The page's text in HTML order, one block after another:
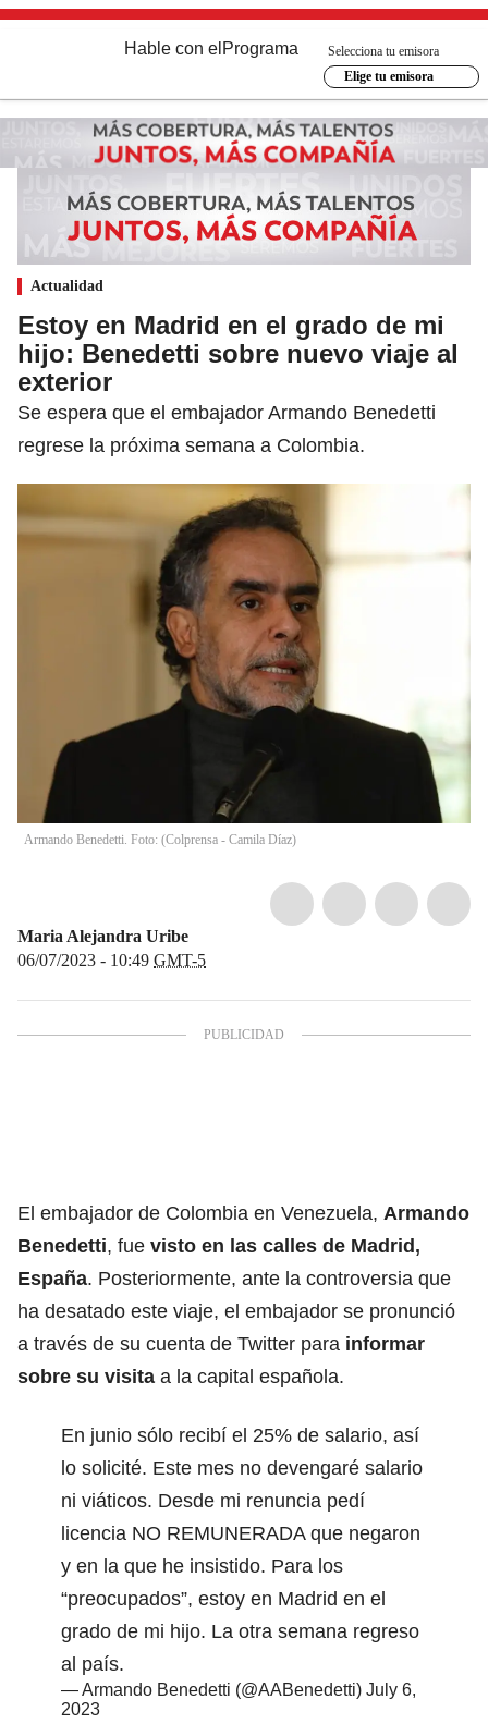
Hable con el Programa
Selecciona tu emisora
Elige tu emisora
Actualidad
Estoy en Madrid en el grado de mi
hijo: Benedetti sobre nuevo viaje al
exterior
Se espera que el embajador Armando Benedetti
regrese la próxima semana a Colombia.
Armando Benedetti. Foto: (Colprensa - Camila Díaz)
Maria Alejandra Uribe
06/07/2023 - 10:49 GMT-5
El embajador de Colombia en Venezuela, Armando
Benedetti, fue visto en las calles de Madrid,
España. Posteriormente, ante la controversia que
ha desatado este viaje, el embajador se pronunció
a través de su cuenta de Twitter para informar
sobre su visita a la capital española.
En junio sólo recibí el 25% de salario, así
lo solicité. Este mes no devengaré salario
ni viáticos. Desde mi renuncia pedí
licencia NO REMUNERADA que negaron
y en la que he insistido. Para los
“preocupados”, estoy en Madrid en el
grado de mi hijo. La otra semana regreso
al país.
— Armando Benedetti (@AABenedetti) July 6,
2023